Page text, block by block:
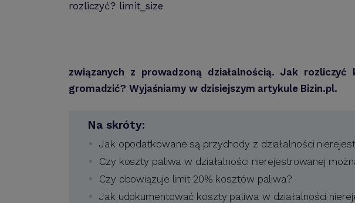
związanych z prowadzoną działalnością. Jak
gromadzić? Wyjaśniamy w dzisiejszym artykule Bizin.pl.
Na skróty:
Jak opodatkowane są przychody z działalności
Czy koszty paliwa w działalności nierejestrowanej
Czy obowiązuje limit 20% kosztów paliwa?
Jak udokumentować koszty paliwa w działalności